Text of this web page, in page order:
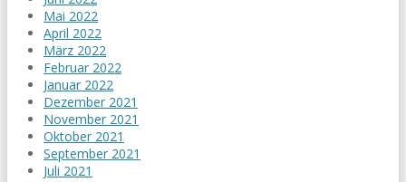
Mai 2022
April 2022
März 2022
Februar 2022
Januar 2022
Dezember 2021
November 2021
Oktober 2021
September 2021
Juli 2021